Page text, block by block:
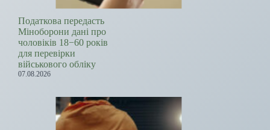
Податкова передасть
Міноборони дані про
чоловіків 18−60 років
для перевірки
військового обліку
07.08.2026